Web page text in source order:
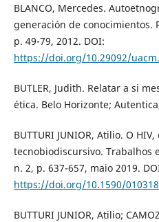
BLANCO, Mercedes.
generación de conocimientos.
p. 49-79, 2012. DOI:
https://doi.org/10.29092/
BUTLER, Judith. Relatar a si
ética. Belo Horizonte;
BUTTURI JUNIOR, Atilio. O
tecnobiodiscursivo. Trabalhos
n. 2, p. 637-657, maio 2019.
https://doi.org/10.1590/
BUTTURI JUNIOR, Atilio;